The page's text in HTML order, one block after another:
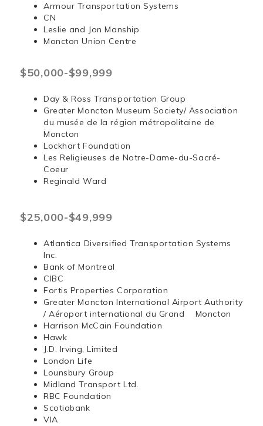
Armour Transportation Systems
CN
Leslie and Jon Manship
Moncton Union Centre
$50,000-$99,999
Day & Ross Transportation Group
Greater Moncton Museum Society/ Association
du musée de la région métropolitaine de
Moncton
Lockhart Foundation
Les Religieuses de Notre-Dame-du-Sacré-
Coeur
Reginald Ward
$25,000-$49,999
Atlantica Diversified Transportation Systems
Inc.
Bank of Montreal
CIBC
Fortis Properties Corporation
Greater Moncton International Airport Authority
/ Aéroport international du Grand Moncton
Harrison McCain Foundation
Hawk
J.D. Irving, Limited
London Life
Lounsbury Group
Midland Transport Ltd.
RBC Foundation
Scotiabank
VIA